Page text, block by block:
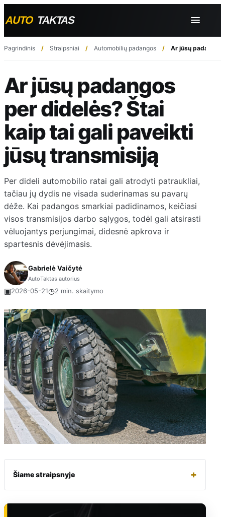
Pagrindinis Straipsniai Automobilių padangos Ar jūsų padangos
Ar jūsų padangos
per didelės? Štai
kaip tai gali paveikti
jūsų transmisiją
Per dideli automobilio ratai gali atrodyti patraukliai,
tačiau jų dydis ne visada suderinamas su pavarų
dėže. Kai padangos smarkiai padidinamos, keičiasi
visos transmisijos darbo sąlygos, todėl gali atsirasti
vėluojantys perjungimai, didesnė apkrova ir
spartesnis dėvėjimasis.
Gabrielė Vaičytė
AutoTaktas autorius
▣2026-05-21◷2 min. skaitymo
Šiame straipsnyje +